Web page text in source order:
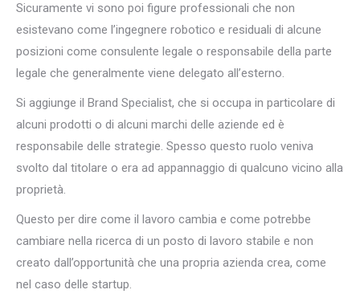
Sicuramente vi sono poi figure professionali che non
esistevano come l’ingegnere robotico e residuali di alcune
posizioni come consulente legale o responsabile della parte
legale che generalmente viene delegato all’esterno.
Si aggiunge il Brand Specialist, che si occupa in particolare di
alcuni prodotti o di alcuni marchi delle aziende ed è
responsabile delle strategie. Spesso questo ruolo veniva
svolto dal titolare o era ad appannaggio di qualcuno vicino alla
proprietà.
Questo per dire come il lavoro cambia e come potrebbe
cambiare nella ricerca di un posto di lavoro stabile e non
creato dall’opportunità che una propria azienda crea, come
nel caso delle startup.